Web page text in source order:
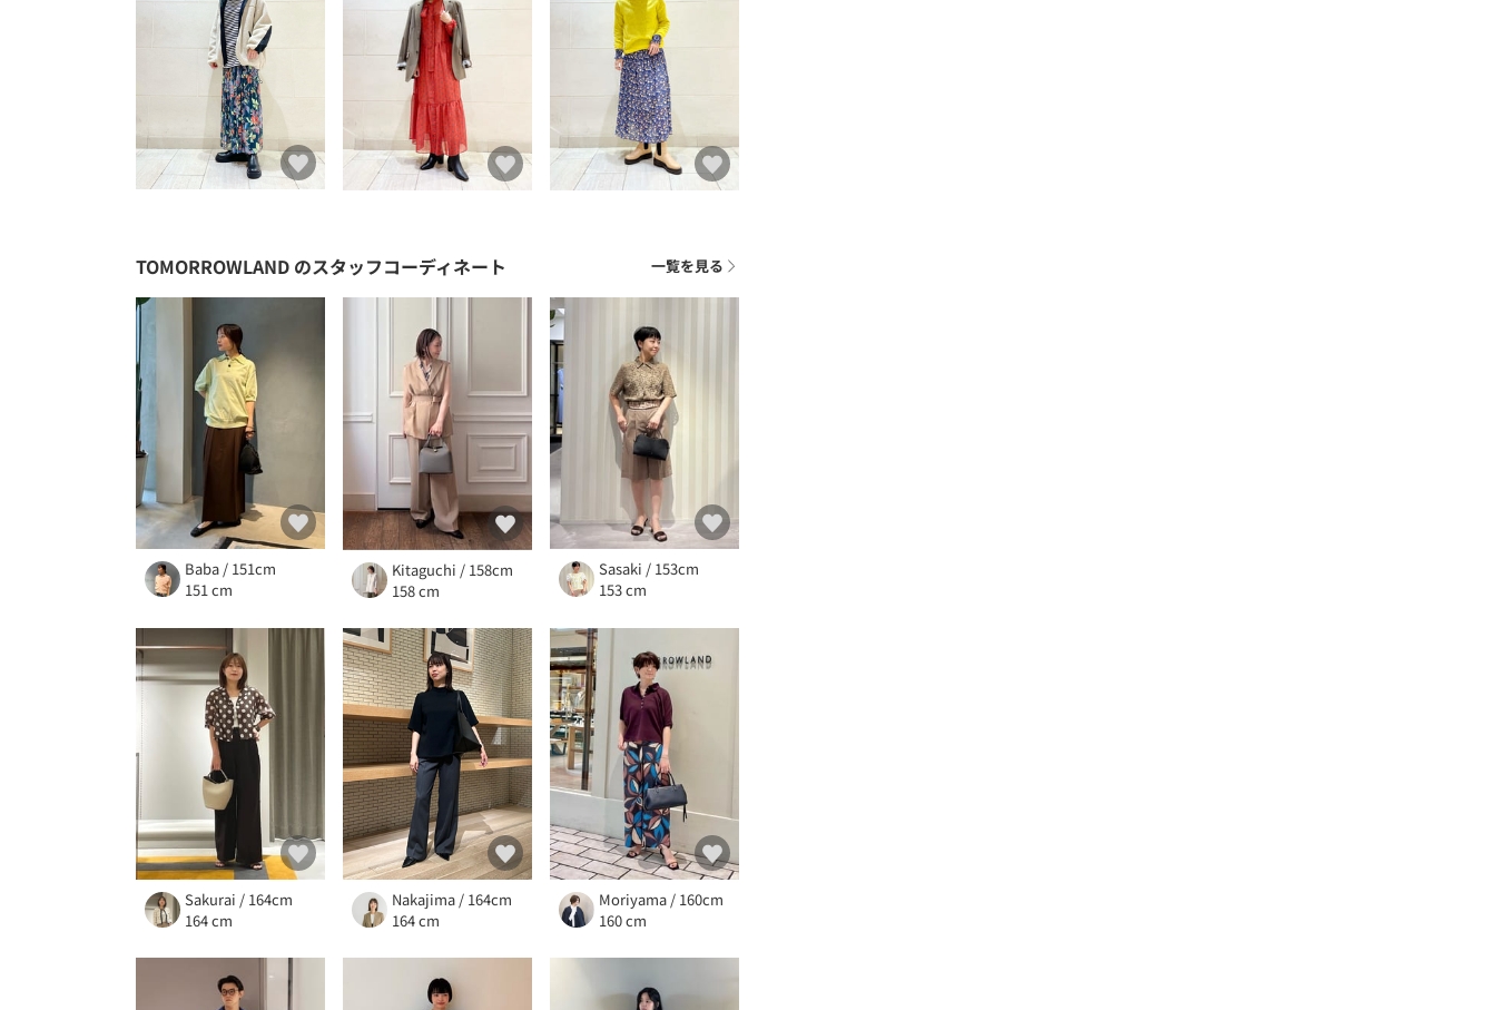
TOMORROWLAND のスタッフコーディネート 一覧を見る
Baba / 151cm
151 cm
Kitaguchi / 158cm
158 cm
Sasaki / 153cm
153 cm
Sakurai / 164cm
164 cm
Nakajima / 164cm
164 cm
Moriyama / 160cm
160 cm